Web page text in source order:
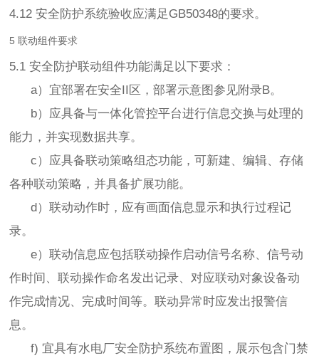
4.12 安全防护系统验收应满足GB50348的要求。
5 联动组件要求
5.1 安全防护联动组件功能满足以下要求：
a）宜部署在安全II区，部署示意图参见附录B。
b）应具备与一体化管控平台进行信息交换与处理的
能力，并实现数据共享。
c）应具备联动策略组态功能，可新建、编辑、存储
各种联动策略，并具备扩展功能。
d）联动动作时，应有画面信息显示和执行过程记
录。
e）联动信息应包括联动操作启动信号名称、信号动
作时间、联动操作命名发出记录、对应联动对象设备动
作完成情况、完成时间等。联动异常时应发出报警信
息。
f) 宜具有水电厂安全防护系统布置图，展示包含门禁